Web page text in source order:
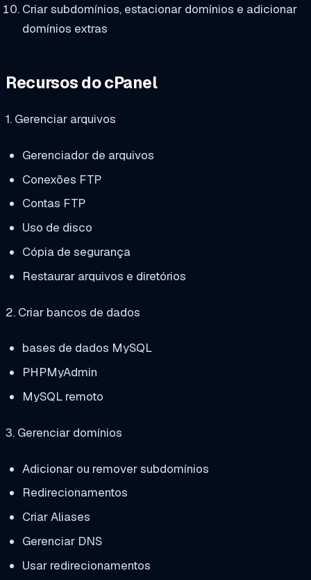
Criar subdomínios, estacionar domínios e adicionar
domínios extras
Recursos do cPanel
1. Gerenciar arquivos
Gerenciador de arquivos
Conexões FTP
Contas FTP
Uso de disco
Cópia de segurança
Restaurar arquivos e diretórios
2. Criar bancos de dados
bases de dados MySQL
PHPMyAdmin
MySQL remoto
3. Gerenciar domínios
Adicionar ou remover subdomínios
Redirecionamentos
Criar Aliases
Gerenciar DNS
Usar redirecionamentos